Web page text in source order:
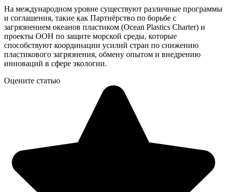
На международном уровне существуют различные программы
и соглашения, такие как Партнёрство по борьбе с
загрязнением океанов пластиком (Ocean Plastics Charter) и
проекты ООН по защите морской среды, которые
способствуют координации усилий стран по снижению
пластикового загрязнения, обмену опытом и внедрению
инноваций в сфере экологии.
Оцените статью